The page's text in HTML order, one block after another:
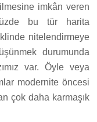
imkân veren
bu tür harita
nitelendirmeye
durumunda
var. Öyle veya
modernite öncesi
çok daha karmaşık